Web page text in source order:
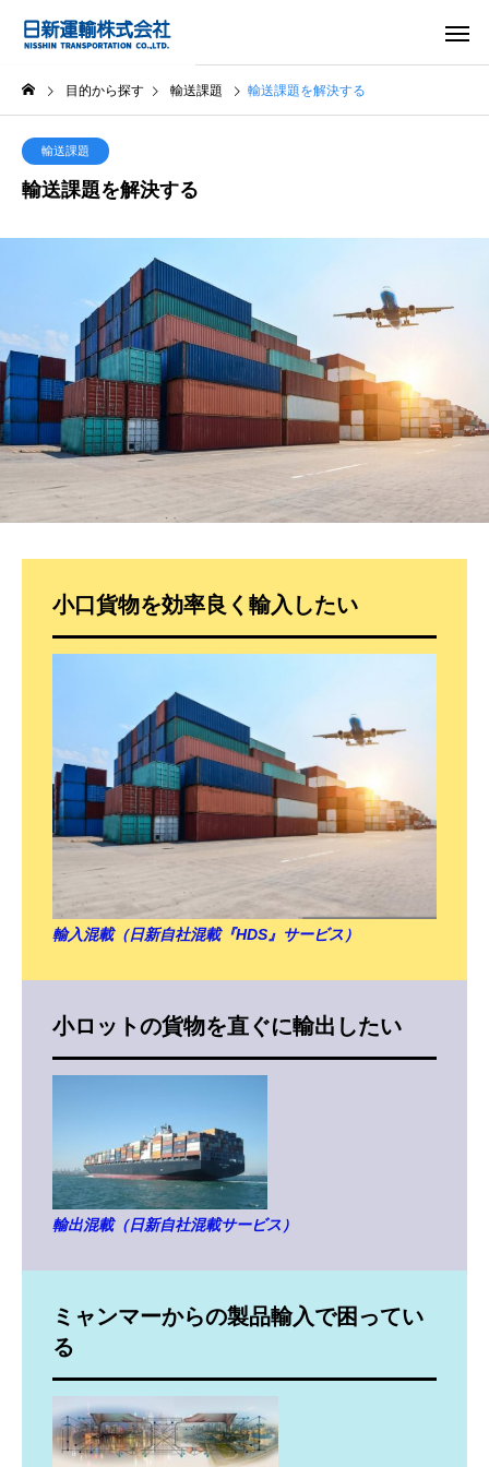
目的から探す 輸送課題 輸送課題を解決する
輸送課題
輸送課題を解決する
小口貨物を効率良く輸入したい
輸入混載（日新自社混載『HDS』サービス）
小ロットの貨物を直ぐに輸出したい
輸出混載（日新自社混載サービス）
ミャンマーからの製品輸入で困ってい
る